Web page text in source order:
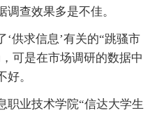
调查效果多是不佳。
供求信息’有关的“跳骚市
可是在市场调研的数据中
。
职业技术学院“信达大学生